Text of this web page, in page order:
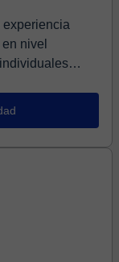
experiencia
nivel